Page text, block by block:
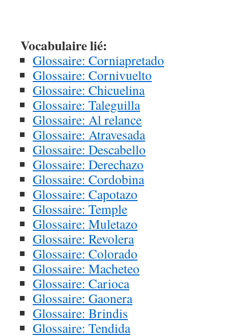
Vocabulaire lié:
Glossaire: Corniapretado
Glossaire: Cornivuelto
Glossaire: Chicuelina
Glossaire: Taleguilla
Glossaire: Al relance
Glossaire: Atravesada
Glossaire: Descabello
Glossaire: Derechazo
Glossaire: Cordobina
Glossaire: Capotazo
Glossaire: Temple
Glossaire: Muletazo
Glossaire: Revolera
Glossaire: Colorado
Glossaire: Macheteo
Glossaire: Carioca
Glossaire: Gaonera
Glossaire: Brindis
Glossaire: Tendida